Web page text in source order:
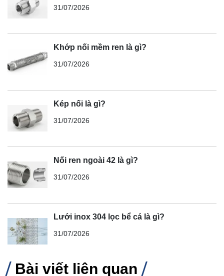
31/07/2026
Khớp nối mềm ren là gì?
31/07/2026
Kép nối là gì?
31/07/2026
Nối ren ngoài 42 là gì?
31/07/2026
Lưới inox 304 lọc bể cá là gì?
31/07/2026
Bài viết liên quan